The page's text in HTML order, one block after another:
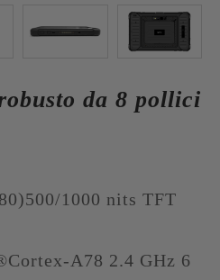
da 8 pollici
1000 nits TFT
A78 2.4 GHz 6